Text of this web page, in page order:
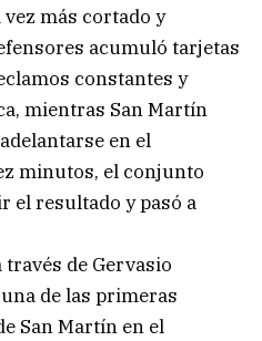
más cortado y
acumuló tarjetas
constantes y
mientras San Martín
en el
minutos, el conjunto
el resultado y pasó a
de Gervasio
de las primeras
San Martín en el